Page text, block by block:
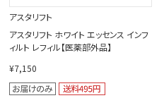
アスタリフト
アスタリフト ホワイト エッセンス インフ
ィルト レフィル【医薬部外品】
¥7,150